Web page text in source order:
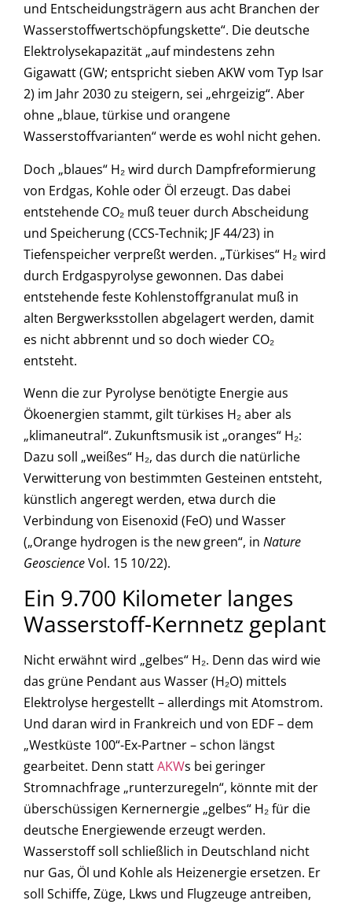
und Entscheidungsträgern aus acht Branchen der
Wasserstoffwertschöpfungskette“. Die deutsche
Elektrolysekapazität „auf mindestens zehn
Gigawatt (GW; entspricht sieben AKW vom Typ Isar
2) im Jahr 2030 zu steigern, sei „ehrgeizig“. Aber
ohne „blaue, türkise und orangene
Wasserstoffvarianten“ werde es wohl nicht gehen.
Doch „blaues“ H₂ wird durch Dampfreformierung
von Erdgas, Kohle oder Öl erzeugt. Das dabei
entstehende CO₂ muß teuer durch Abscheidung
und Speicherung (CCS-Technik; JF 44/23) in
Tiefenspeicher verpreßt werden. „Türkises“ H₂ wird
durch Erdgaspyrolyse gewonnen. Das dabei
entstehende feste Kohlenstoffgranulat muß in
alten Bergwerksstollen abgelagert werden, damit
es nicht abbrennt und so doch wieder CO₂
entsteht.
Wenn die zur Pyrolyse benötigte Energie aus
Ökoenergien stammt, gilt türkises H₂ aber als
„klimaneutral“. Zukunftsmusik ist „oranges“ H₂:
Dazu soll „weißes“ H₂, das durch die natürliche
Verwitterung von bestimmten Gesteinen entsteht,
künstlich angeregt werden, etwa durch die
Verbindung von Eisenoxid (FeO) und Wasser
(„Orange hydrogen is the new green“, in Nature
GeoscienceVol. 15 10/22).
Ein 9.700 Kilometer langes
Wasserstoff-Kernnetz geplant
Nicht erwähnt wird „gelbes“ H₂. Denn das wird wie
das grüne Pendant aus Wasser (H₂O) mittels
Elektrolyse hergestellt – allerdings mit Atomstrom.
Und daran wird in Frankreich und von EDF – dem
„Westküste 100“-Ex-Partner – schon längst
gearbeitet. Denn stattAKWs bei geringer
Stromnachfrage „runterzuregeln“, könnte mit der
überschüssigen Kernernergie „gelbes“ H₂ für die
deutsche Energiewende erzeugt werden.
Wasserstoff soll schließlich in Deutschland nicht
nur Gas, Öl und Kohle als Heizenergie ersetzen. Er
soll Schiffe, Züge, Lkws und Flugzeuge antreiben,